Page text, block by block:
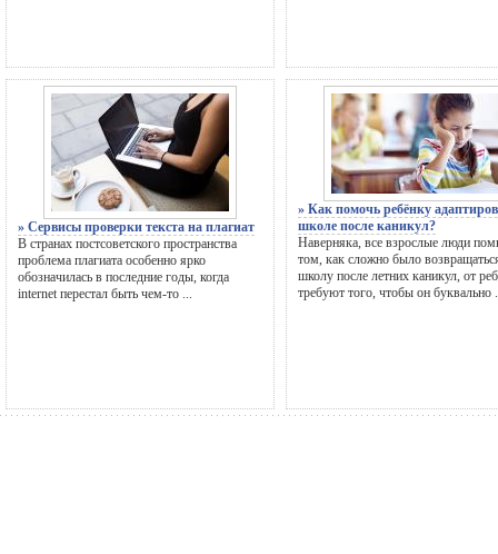
» Сервисы проверки текста на плагиат
В странах постсоветского пространства
проблема плагиата особенно ярко
обозначилась в последние годы, когда
internet перестал быть чем-то ...
» Как помочь ребёнку
школе после каникул?
Наверняка, все взрослые люди
том, как сложно было
школу после летних каникул, от
требуют того, чтобы он буквально